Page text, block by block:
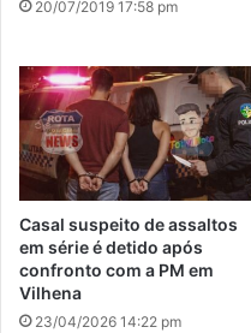
20/07/2019 17:58 pm
Casal suspeito de assaltos
em série é detido após
confronto com a PM em
Vilhena
23/04/2026 14:22 pm